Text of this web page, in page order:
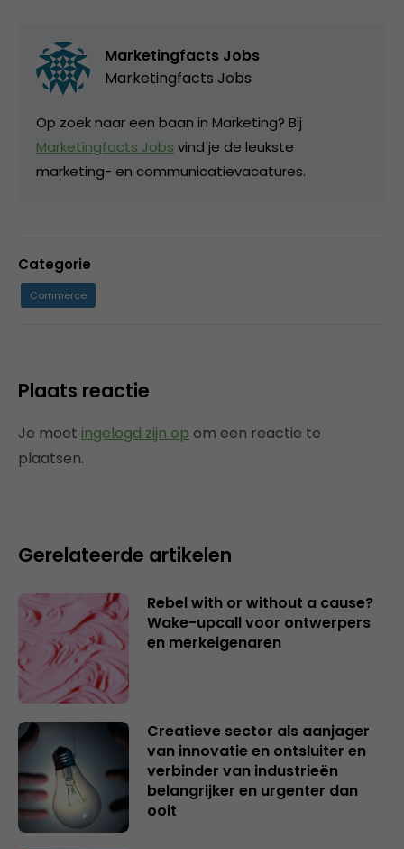
Marketingfacts Jobs
Marketingfacts Jobs
Op zoek naar een baan in Marketing? Bij
Marketingfacts Jobs vind je de leukste
marketing- en communicatievacatures.
Categorie
Commerce
Plaats reactie
Je moet ingelogd zijn op om een reactie te
plaatsen.
Gerelateerde artikelen
Rebel with or without a cause?
Wake-upcall voor ontwerpers
en merkeigenaren
Creatieve sector als aanjager
van innovatie en ontsluiter en
verbinder van industrieën
belangrijker en urgenter dan
ooit